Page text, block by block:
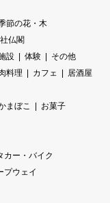
節の花・木
仏閣
設 体験
その他
料理 カフェ
居酒屋
まぼこ
お菓子
カー・バイク
プウェイ